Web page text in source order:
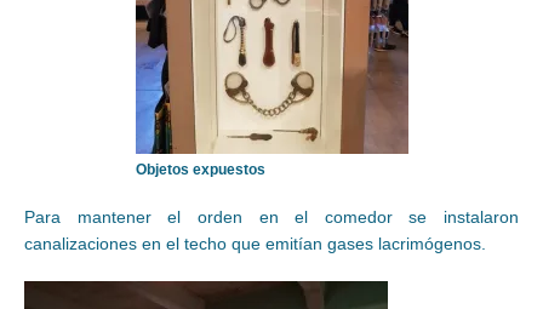
Objetos expuestos
Para mantener el orden en el comedor se instalaron
canalizaciones en el techo que emitían gases lacrimógenos.